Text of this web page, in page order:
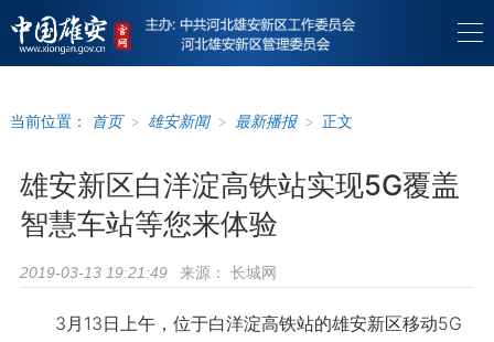
当前位置： 首页 > 雄安新闻 > 最新播报 > 正文
雄安新区白洋淀高铁站实现5G覆盖
智慧车站等您来体验
2019-03-13 19:21:49 来源： 长城网
3月13日上午，位于白洋淀高铁站的雄安新区移动5G